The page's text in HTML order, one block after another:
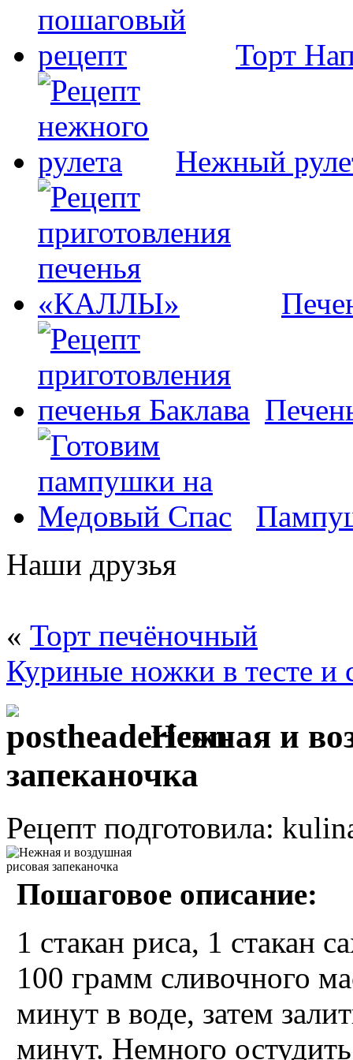
Торт
Нежный
Наши друзья
« Торт печёночный
Куриные ножки в тесте и
Нежная и
запеканочка
Рецепт подготовила:
Пошаговое описание:
1 стакан риса, 1 стакан
100 грамм сливочного
минут в воде, затем
минут. Немного